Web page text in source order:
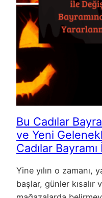
Bu Cadılar
ve Yeni
Cadılar
Yine yılın o zamanı,
başlar, günler kısalır